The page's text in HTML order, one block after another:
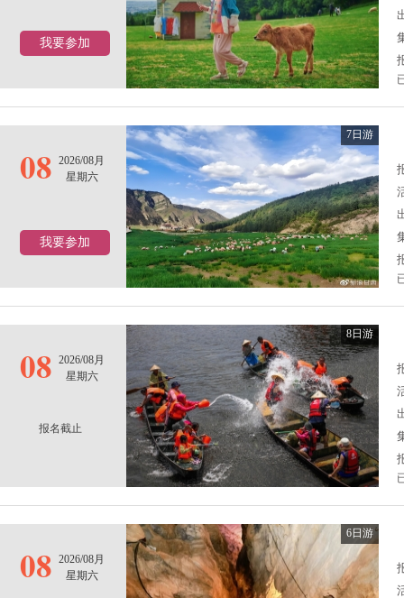
我要参加
08 2026/08月
星期六
我要参加
7日游
08 2026/08月
星期六
报名截止
8日游
08 2026/08月
星期六
6日游